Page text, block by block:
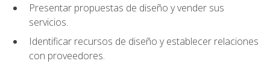
Presentar propuestas de diseño y vender sus
servicios.
Identificar recursos de diseño y establecer relaciones
con proveedores.